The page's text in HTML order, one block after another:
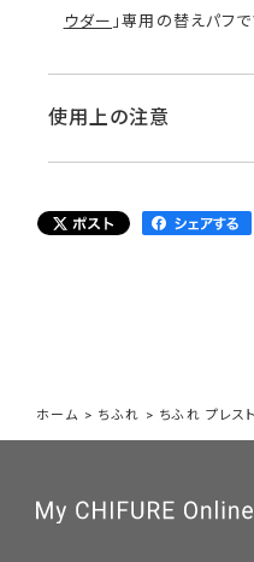
ウダー 」専用の替えパフで
使用上の注意
ホーム > ちふれ > ちふれ プレス